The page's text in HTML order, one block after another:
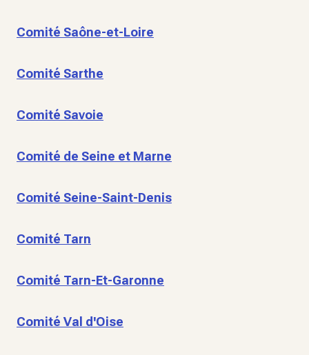
Comité Saône-et-Loire
Comité Sarthe
Comité Savoie
Comité de Seine et Marne
Comité Seine-Saint-Denis
Comité Tarn
Comité Tarn-Et-Garonne
Comité Val d'Oise